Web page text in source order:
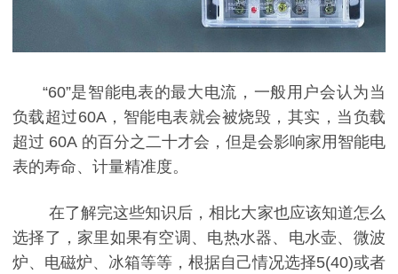
“60”是智能电表的最大电流，一般用户会认为当
负载超过60A，智能电表就会被烧毁，其实，当负载
超过 60A 的百分之二十才会，但是会影响家用智能电
表的寿命、计量精准度。
在了解完这些知识后，相比大家也应该知道怎么
选择了，家里如果有空调、电热水器、电水壶、微波
炉、电磁炉、冰箱等等，根据自己情况选择5(40)或者